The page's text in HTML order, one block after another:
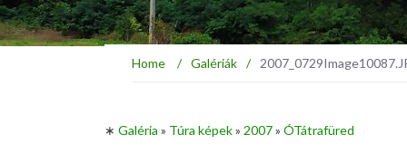
Home / Galériák /
∗ Galéria » Túra képek» 2007» ÓTátrafüred